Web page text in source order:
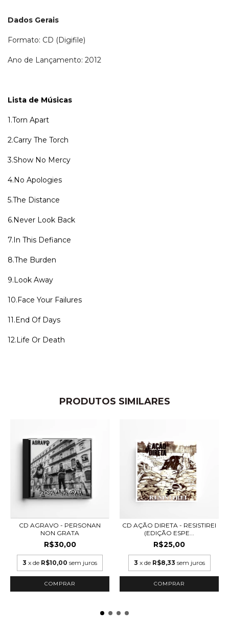
Dados Gerais
Formato: CD (Digifile)
Ano de Lançamento: 2012
Lista de Músicas
1.Torn Apart
2.Carry The Torch
3.Show No Mercy
4.No Apologies
5.The Distance
6.Never Look Back
7.In This Defiance
8.The Burden
9.Look Away
10.Face Your Failures
11.End Of Days
12.Life Or Death
PRODUTOS SIMILARES
CD AGRAVO - PERSONAN
NON GRATA
R$30,00
3 x de R$10,00 sem juros
CD AÇÃO DIRETA - RESISTIREI
(EDIÇÃO ESPE...
R$25,00
3 x de R$8,33 sem juros